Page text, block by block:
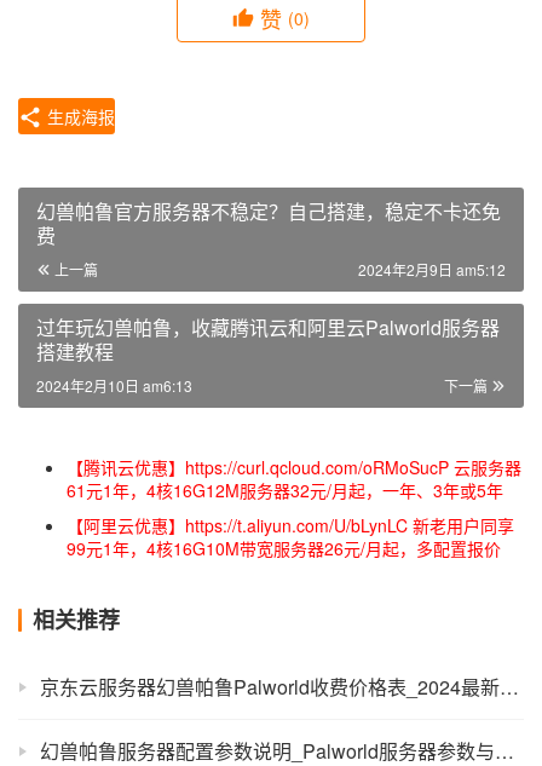
赞 (0)
生成海报
幻兽帕鲁官方服务器不稳定？自己搭建，稳定不卡还免
费
上一篇 2024年2月9日 am5:12
过年玩幻兽帕鲁，收藏腾讯云和阿里云Palworld服务器
搭建教程
下一篇
2024年2月10日 am6:13
【腾讯云优惠】https://curl.qcloud.com/oRMoSucP 云服务器
61元1年，4核16G12M服务器32元/月起，一年、3年或5年
【阿里云优惠】https://t.aliyun.com/U/bLynLC 新老用户同享
99元1年，4核16G10M带宽服务器26元/月起，多配置报价
相关推荐
京东云服务器幻兽帕鲁Palworld收费价格表_2024最新报价
幻兽帕鲁服务器配置参数说明_Palworld服务器参数与释义